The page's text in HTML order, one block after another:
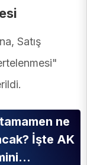
Satış
ne
İşte AK